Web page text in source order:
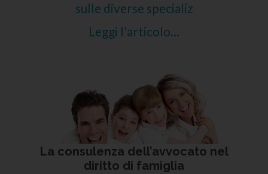
sulle diverse specializ
Leggi l'articolo...
La consulenza dell’avvocato nel
diritto di famiglia